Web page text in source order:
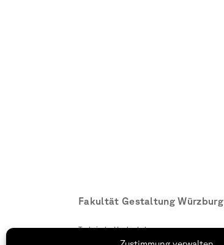
Fakultät Gestaltung Würzburg
Technische Hochschule
Würzburg-Schweinfurt